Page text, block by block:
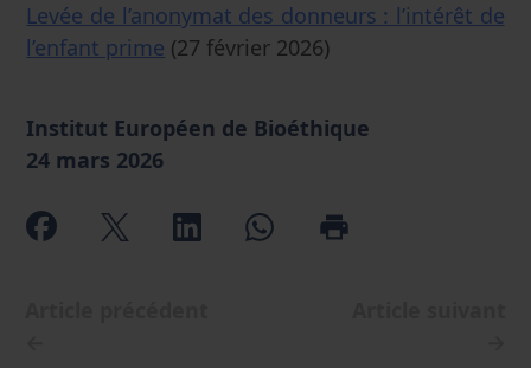
Levée de l’anonymat des donneurs : l’intérêt de
l’enfant prime (27 février 2026)
Institut Européen de Bioéthique
24 mars 2026